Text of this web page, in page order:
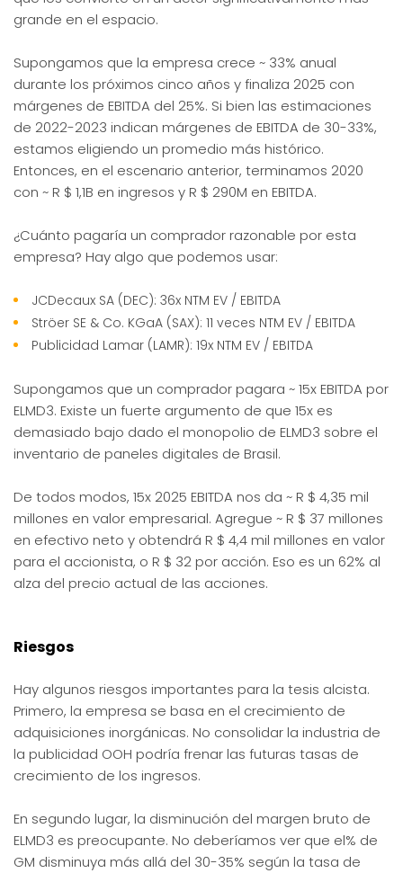
grande en el espacio.
Supongamos que la empresa crece ~ 33% anual
durante los próximos cinco años y finaliza 2025 con
márgenes de EBITDA del 25%. Si bien las estimaciones
de 2022-2023 indican márgenes de EBITDA de 30-33%,
estamos eligiendo un promedio más histórico.
Entonces, en el escenario anterior, terminamos 2020
con ~ R $ 1,1B en ingresos y R $ 290M en EBITDA.
¿Cuánto pagaría un comprador razonable por esta
empresa? Hay algo que podemos usar:
JCDecaux SA (DEC): 36x NTM EV / EBITDA
Ströer SE & Co. KGaA (SAX): 11 veces NTM EV / EBITDA
Publicidad Lamar (LAMR): 19x NTM EV / EBITDA
Supongamos que un comprador pagara ~ 15x EBITDA por
ELMD3. Existe un fuerte argumento de que 15x es
demasiado bajo dado el monopolio de ELMD3 sobre el
inventario de paneles digitales de Brasil.
De todos modos, 15x 2025 EBITDA nos da ~ R $ 4,35 mil
millones en valor empresarial. Agregue ~ R $ 37 millones
en efectivo neto y obtendrá R $ 4,4 mil millones en valor
para el accionista, o R $ 32 por acción. Eso es un 62% al
alza del precio actual de las acciones.
Riesgos
Hay algunos riesgos importantes para la tesis alcista.
Primero, la empresa se basa en el crecimiento de
adquisiciones inorgánicas. No consolidar la industria de
la publicidad OOH podría frenar las futuras tasas de
crecimiento de los ingresos.
En segundo lugar, la disminución del margen bruto de
ELMD3 es preocupante. No deberíamos ver que el% de
GM disminuya más allá del 30-35% según la tasa de